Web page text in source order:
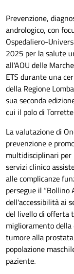
Prevenzione,
andrologico, con
Ospedaliero-
2025 per la salute
all'AOU delle
ETS durante una
della Regione
sua seconda
cui il polo di
La valutazione di
prevenzione e
multidisciplinari per
servizi clinico
alle complicanze
persegue il “Bollino
dell'accessibilità ai
del livello di offerta
miglioramento
tumore alla
popolazione
paziente.